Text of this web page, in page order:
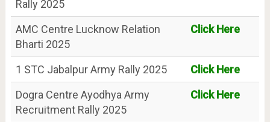
Rally 2025
AMC Centre Lucknow Relation
Bharti 2025
Click Here
1 STC Jabalpur Army Rally 2025
Click Here
Dogra Centre Ayodhya Army
Recruitment Rally 2025
Click Here